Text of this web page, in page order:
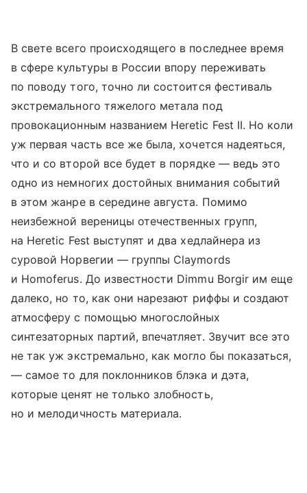
В свете всего происходящего в последнее время
в сфере культуры в России впору переживать
по поводу того, точно ли состоится фестиваль
экстремального тяжелого метала под
провокационным названием Heretic Fest II. Но коли
уж первая часть все же была, хочется надеяться,
что и со второй все будет в порядке — ведь это
одно из немногих достойных внимания событий
в этом жанре в середине августа. Помимо
неизбежной вереницы отечественных групп,
на Heretic Fest выступят и два хедлайнера из
суровой Норвегии — группы Claymords
и Homoferus. До известности Dimmu Borgir им еще
далеко, но то, как они нарезают риффы и создают
атмосферу с помощью многослойных
синтезаторных партий, впечатляет. Звучит все это
не так уж экстремально, как могло бы показаться,
— самое то для поклонников блэка и дэта,
которые ценят не только злобность,
но и мелодичность материала.